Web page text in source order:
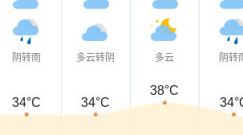
阴转雨 多云转阴 多云 阴转
34°C 34°C
38°C